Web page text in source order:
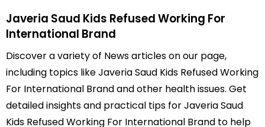
Javeria Saud Kids Refused Working For
International Brand
Discover a variety of News articles on our page,
including topics like Javeria Saud Kids Refused Working
For International Brand and other health issues. Get
detailed insights and practical tips for Javeria Saud
Kids Refused Working For International Brand to help